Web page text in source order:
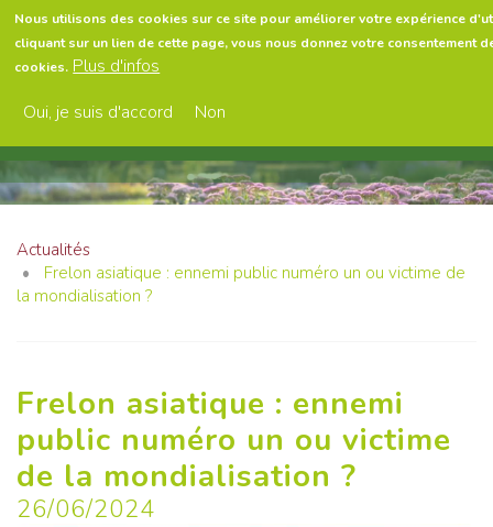
Nous utilisons des cookies sur ce site pour améliorer votre expérience
cliquant sur un lien de cette page, vous nous donnez votre consentement
cookies. Plus d'infos
Oui, je suis d'accord
Non
Aller
au
contenu
Actualités
Frelon asiatique : ennemi public numéro un ou victime de
la mondialisation ?
Frelon asiatique : ennemi
public numéro un ou victime
de la mondialisation ?
26/06/2024